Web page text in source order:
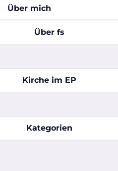
Über mich
Über fs
Kirche im EP
Kategorien